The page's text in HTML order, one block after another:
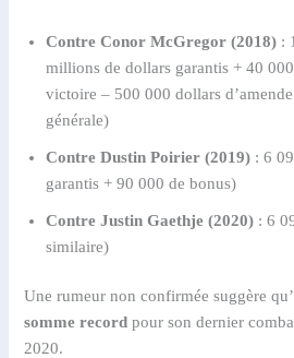
Contre Conor McGregor (2018) :
millions de dollars garantis + 40
victoire – 500 000 dollars
générale)
Contre Dustin Poirier (2019) : 6
garantis + 90 000 de bonus)
Contre Justin Gaethje (2020) : 6
similaire)
Une rumeur non confirmée suggère
somme record pour son dernier
2020.